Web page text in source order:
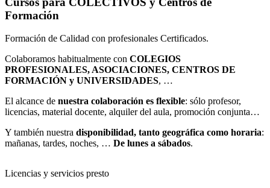
Formación
Formación de Calidad con profesionales Certificados.
Colaboramos habitualmente con COLEGIOS
PROFESIONALES, ASOCIACIONES, CENTROS DE
FORMACIÓN y UNIVERSIDADES, …
El alcance de nuestra colaboración es flexible: sólo profesor,
licencias, material docente, alquiler del aula, promoción conjunta…
Y también nuestra disponibilidad, tanto geográfica como horaria:
mañanas, tardes, noches, … De lunes a sábados.
Licencias y servicios presto